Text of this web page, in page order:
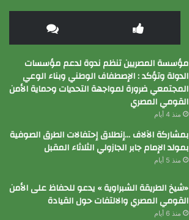
مؤسسة المصريين تنظم ندوة لدعم مؤسسات
الدولة وتؤكد : الإصطفاف الوطني وبناء الوعي
المجتمعي ضرورة لمواجهة التحديات وحماية الأمن
القومي المصري
منذ 4 أيام
بمشاركة الآلاف …إنطلاق إحتفالات الطرق الصوفية
بمولد الإمام جابر الجازولي الثلاثاء المقبل
منذ 5 أيام
«شيخ الطريقة الشبراوية » يدعو للحفاظ على الأمن
القومي المصري والالتفات حول القيادة
منذ 6 أيام